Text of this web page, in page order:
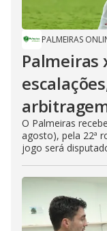
PALMEIRAS
Palmeiras
O Palmeiras
agosto), pela 22ª
jogo será